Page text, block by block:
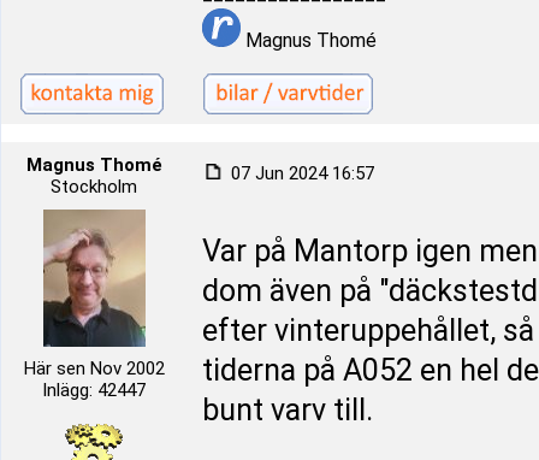
Magnus Thomé
Magnus Thomé
Stockholm
Här sen Nov 2002
Inlägg: 42447
07 Jun 2024 16:57
Var på Mantorp igen
dom även på
efter vinteruppehållet,
tiderna på A052 en hel
bunt varv till.